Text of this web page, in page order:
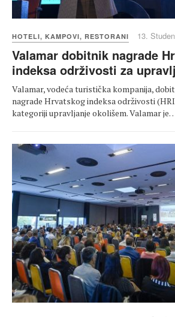
HOTELI, KAMPOVI, RESTORANI 13.
Valamar dobitnik nagrade
indeksa održivosti za
Valamar, vodeća turistička kompanija,
nagrade Hrvatskog indeksa održivosti
kategoriji upravljanje okolišem. Valamar